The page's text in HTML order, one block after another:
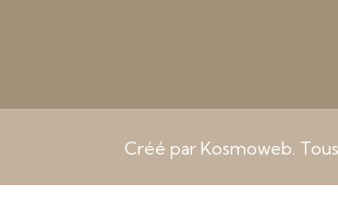
Créé par Kosmoweb.